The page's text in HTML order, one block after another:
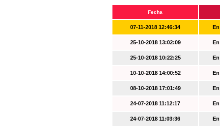
Fecha
07-11-2018 12:46:34
25-10-2018 13:02:09
25-10-2018 10:22:25
10-10-2018 14:00:52
08-10-2018 17:01:49
24-07-2018 11:12:17
24-07-2018 11:03:36